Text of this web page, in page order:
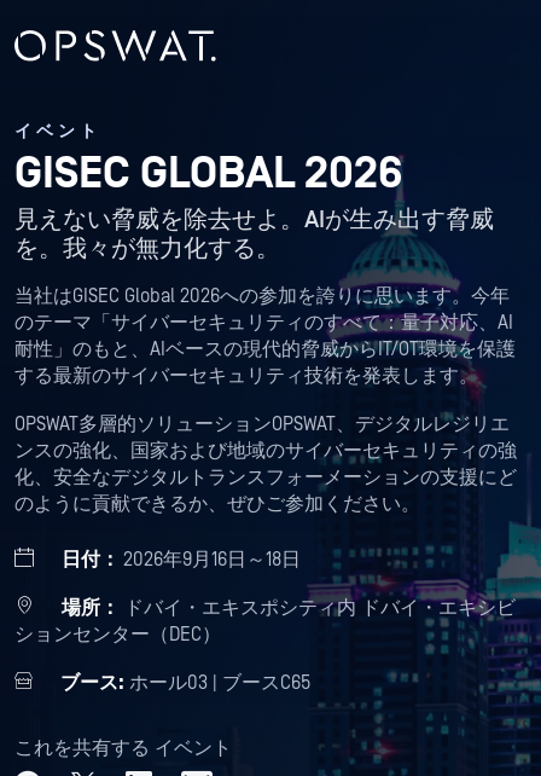
イベント
GISEC GLOBAL 2026
見えない脅威を除去せよ。AIが生み出す脅威
を。我々が無力化する。
当社はGISEC Global 2026への参加を誇りに思います。今年
のテーマ「サイバーセキュリティのすべて：量子対応、AI
耐性」のもと、AIベースの現代的脅威からIT/OT環境を保護
する最新のサイバーセキュリティ技術を発表します。
OPSWAT多層的ソリューションOPSWAT、デジタルレジリエ
ンスの強化、国家および地域のサイバーセキュリティの強
化、安全なデジタルトランスフォーメーションの支援にど
のように貢献できるか、ぜひご参加ください。
日付： 2026年9月16日～18日
場所：
ドバイ・エキスポシティ内 ドバイ・エキシビ
ションセンター（DEC）
ブース: ホール03 | ブースC65
これを共有する イベント